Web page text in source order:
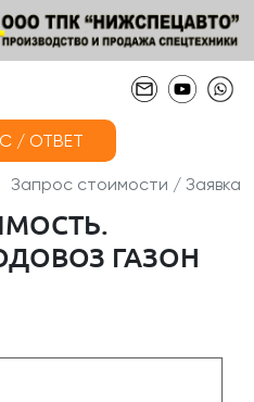
/ ОТВЕТ
Запрос стоимости / Заявка
ГАЗОН